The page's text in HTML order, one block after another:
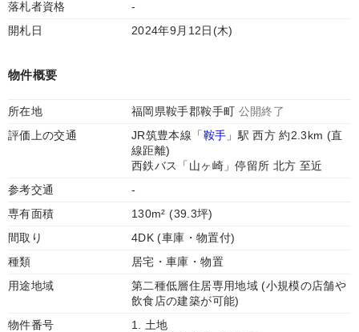
落札者資格
-
開札日
2024年9月12日(木)
物件概要
所在地 福岡県鞍手郡鞍手町 公開終了
評価上の交通
JR筑豊本線「鞍手 」駅 西方 約2.3km (直
線距離)
西鉄バス「山ヶ崎」停留所 北方 至近
参考交通
-
専有面積
130m² (39.3坪)
間取り
4DK (車庫・物置付)
種類
居宅・車庫・物置
用途地域
第二種低層住居専用地域 (小規模の店舗や
飲食店の建築が可能)
物件番号
1. 土地